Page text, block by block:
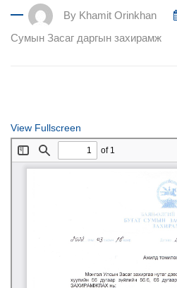
By Khamit Orinkhan
Сумын Засаг даргын захирамж
View Fullscreen